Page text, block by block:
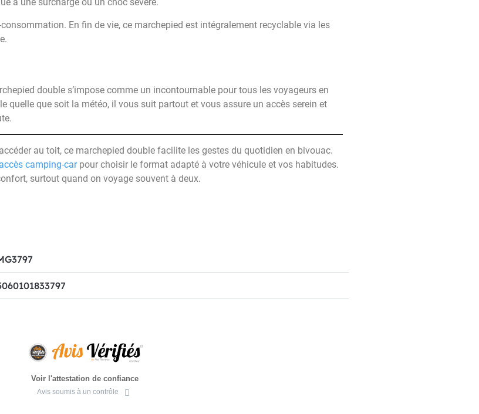
En fin de vie, ce marchepied est intégralement recyclable via les
double s’impose comme un incontournable pour tous les voyageurs en
quelle que soit la météo, il vous suit partout et vous assure un accès serein et
au toit, ce marchepied double facilite les gestes du quotidien en bivouac.
camping-carpour choisir le format adapté à votre véhicule et vos habitudes.
surtout quand on voyage souvent à deux.
Voir l'attestation de confiance
Avis soumis à un contrôle